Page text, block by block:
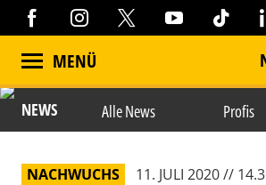
MENÜ
NEWS Alle News Profis
NACHWUCHS 11. JULI 2020 //